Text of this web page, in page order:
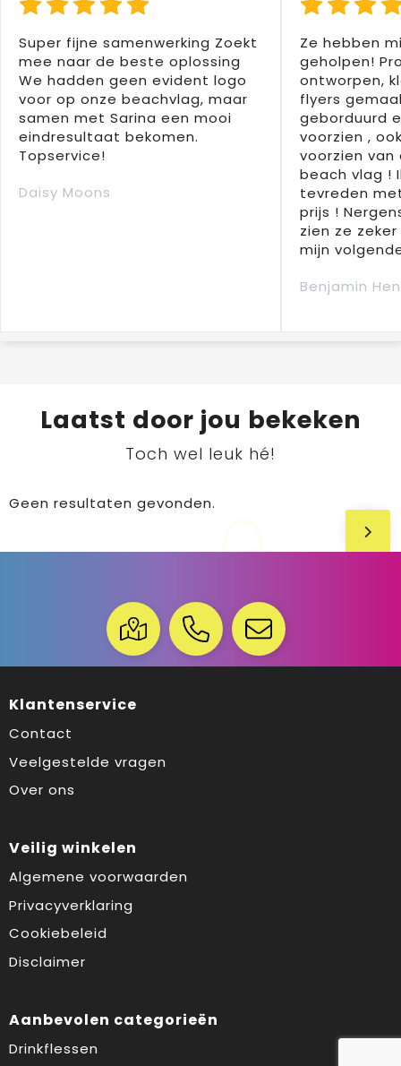
Super fijne samenwerking Zoekt
mee naar de beste oplossing
We hadden geen evident logo
voor op onze beachvlag, maar
samen met Sarina een mooi
eindresultaat bekomen.
Topservice!
Daisy Moons
Ze hebben
geholpen!
ontworpen,
flyers
geborduurd
voorzien ,
voorzien
beach vlag !
tevreden
prijs !
zien ze
mijn
Benjamin
Laatst door jou bekeken
Toch wel leuk hé!
Geen resultaten gevonden.
Klantenservice
Contact
Veelgestelde vragen
Over ons
Veilig winkelen
Algemene voorwaarden
Privacyverklaring
Cookiebeleid
Disclaimer
Aanbevolen categorieën
Drinkflessen